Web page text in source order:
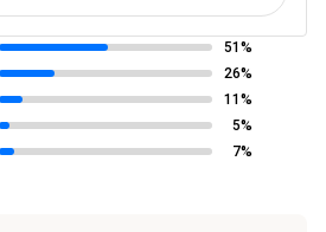
51%
26%
11%
5%
7%